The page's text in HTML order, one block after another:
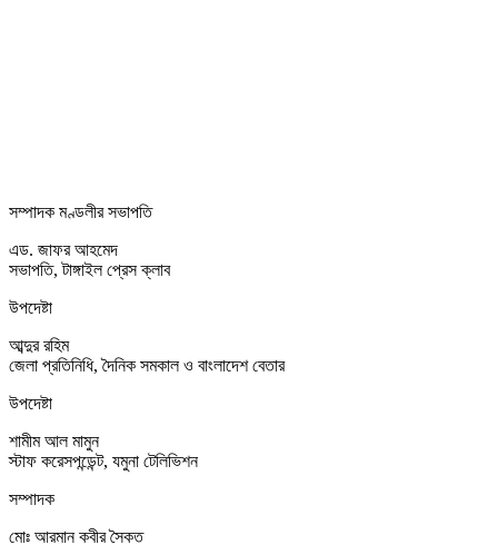
সম্পাদক মণ্ডলীর সভাপতি
এড. জাফর আহমেদ
সভাপতি, টাঙ্গাইল প্রেস ক্লাব
উপদেষ্টা
আব্দুর রহিম
জেলা প্রতিনিধি, দৈনিক সমকাল ও বাংলাদেশ বেতার
উপদেষ্টা
শামীম আল মামুন
স্টাফ করেসপন্ডেন্ট, যমুনা টেলিভিশন
সম্পাদক
মোঃ আরমান কবীর সৈকত